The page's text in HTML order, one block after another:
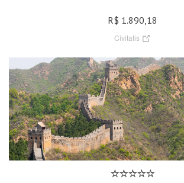
R$ 1.890,18
Civitatis